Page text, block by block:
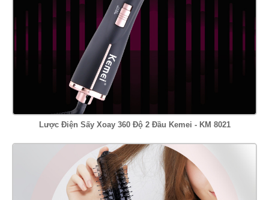
Lược Điện Sấy Xoay 360 Độ 2 Đầu Kemei - KM 8021